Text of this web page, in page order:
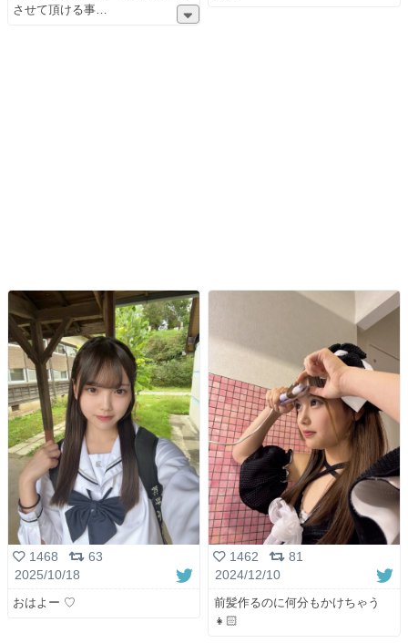
させて頂ける事
1468
63
2025/10/18
おはよー ♡
1462
81
2024/12/10
前髪作るのに何分もかけちゃう
👧🏻